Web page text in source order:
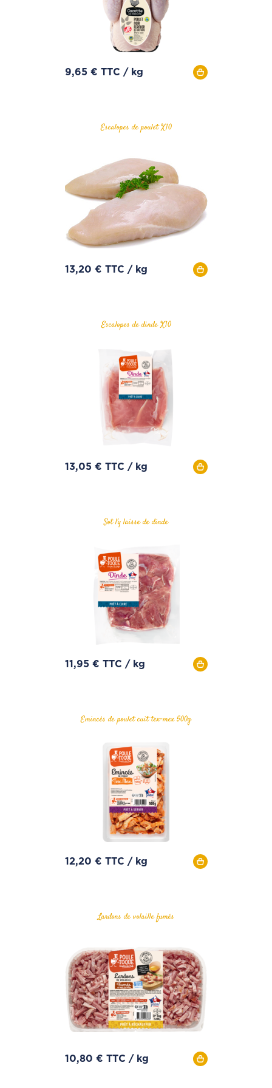
9,65 € TTC / kg
Escalopes de poulet X10
13,20 € TTC / kg
Escalopes de dinde X10
13,05 € TTC / kg
Sot l'y laisse de dinde
11,95 € TTC / kg
Emincés de poulet cuit tex-mex 500g
12,20 € TTC / kg
Lardons de volaille fumés
10,80 € TTC / kg